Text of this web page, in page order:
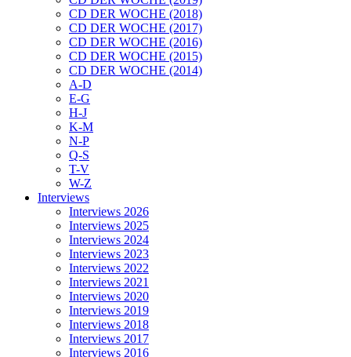
CD DER WOCHE (2018)
CD DER WOCHE (2017)
CD DER WOCHE (2016)
CD DER WOCHE (2015)
CD DER WOCHE (2014)
A-D
E-G
H-J
K-M
N-P
Q-S
T-V
W-Z
Interviews
Interviews 2026
Interviews 2025
Interviews 2024
Interviews 2023
Interviews 2022
Interviews 2021
Interviews 2020
Interviews 2019
Interviews 2018
Interviews 2017
Interviews 2016